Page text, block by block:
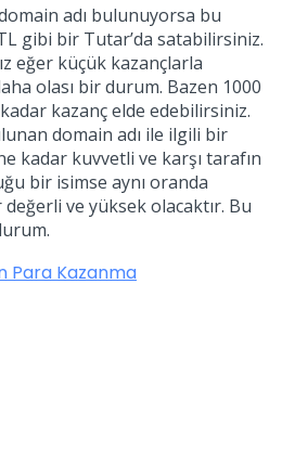
adı bulunuyorsa bu
gibi bir Tutar’da satabilirsiniz.
eğer küçük kazançlarla
olası bir durum. Bazen 1000
kazanç elde edebilirsiniz.
domain adı ile ilgili bir
kadar kuvvetli ve karşı tarafın
bir isimse aynı oranda
değerli ve yüksek olacaktır. Bu
Para Kazanma